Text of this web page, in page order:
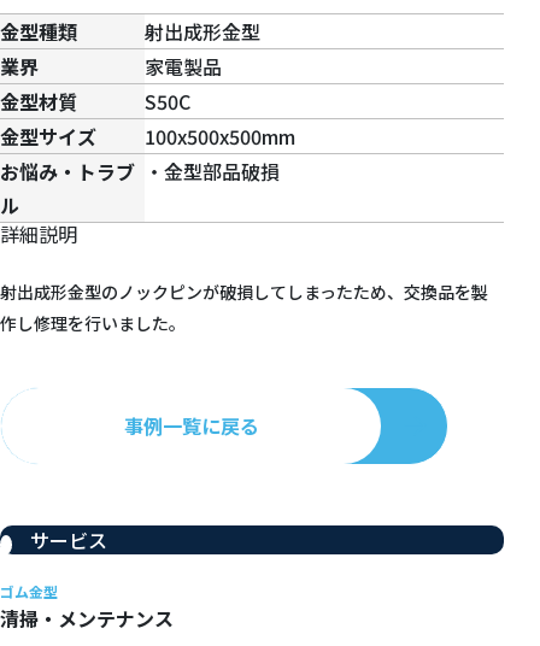
サービス
ゴム金型
清掃・メンテナンス
金型種類
射出成形金型
業界
家電製品
金型材質
S50C
金型サイズ
100x500x500mm
お悩み・トラブ
ル
・金型部品破損
詳細説明
射出成形金型のノックピンが破損してしまったため、交換品を製
作し修理を行いました。
事例一覧に戻る